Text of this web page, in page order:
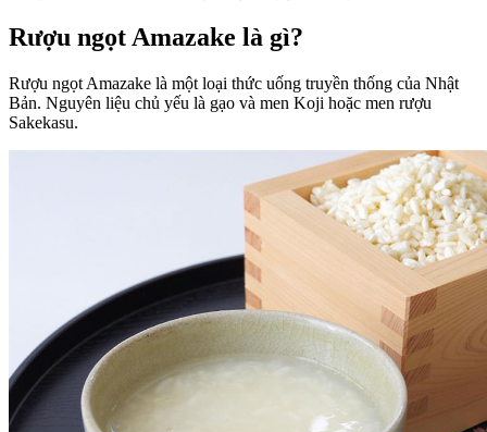
Rượu ngọt Amazake là gì?
Rượu ngọt Amazake là một loại thức uống truyền thống của Nhật
Bản. Nguyên liệu chủ yếu là gạo và men Koji hoặc men rượu
Sakekasu.